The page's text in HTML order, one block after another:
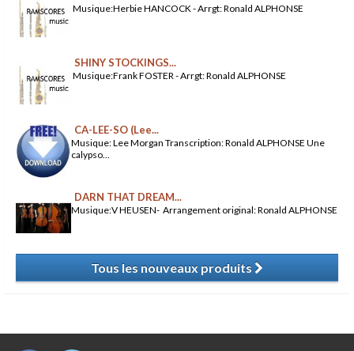
Musique:Herbie HANCOCK - Arrgt: Ronald ALPHONSE
SHINY STOCKINGS...
Musique:Frank FOSTER - Arrgt: Ronald ALPHONSE
CA-LEE-SO (Lee...
Musique: Lee Morgan Transcription: Ronald ALPHONSE Une
calypso...
DARN THAT DREAM...
Musique:V HEUSEN- Arrangement original: Ronald ALPHONSE
Tous les nouveaux produits